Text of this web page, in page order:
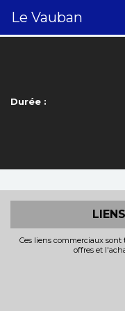
Le Vauban
Durée :
Ces liens commerciaux
offres et